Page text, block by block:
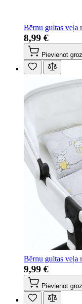
Bērnu gultas veļa
8,99 €
Pievienot
Bērnu gultas
9,99 €
Pievienot